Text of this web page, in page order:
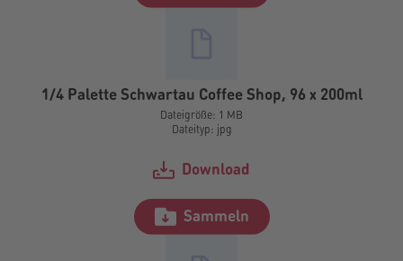
1/4 Palette Schwartau Coffee Shop, 96 x 200ml
Dateigröße: 1 MB
Dateityp: jpg
Download
Sammeln